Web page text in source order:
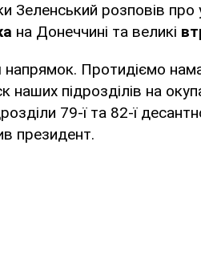
Зеленський розповів про
на Донеччині та великі
напрямок. Протидіємо
наших підрозділів на
79-ї та 82-ї
президент.